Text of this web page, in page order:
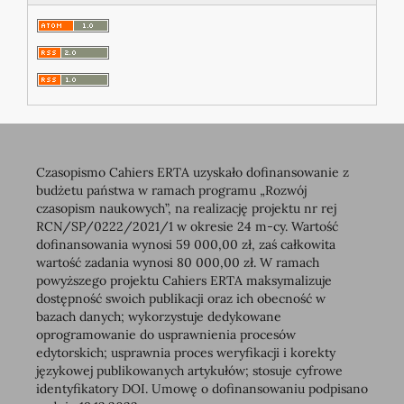
Czasopismo Cahiers ERTA uzyskało dofinansowanie z
budżetu państwa w ramach programu „Rozwój
czasopism naukowych”, na realizację projektu nr rej
RCN/SP/0222/2021/1 w okresie 24 m-cy. Wartość
dofinansowania wynosi 59 000,00 zł, zaś całkowita
wartość zadania wynosi 80 000,00 zł. W ramach
powyższego projektu Cahiers ERTA maksymalizuje
dostępność swoich publikacji oraz ich obecność w
bazach danych; wykorzystuje dedykowane
oprogramowanie do usprawnienia procesów
edytorskich; usprawnia proces weryfikacji i korekty
językowej publikowanych artykułów; stosuje cyfrowe
identyfikatory DOI. Umowę o dofinansowaniu podpisano